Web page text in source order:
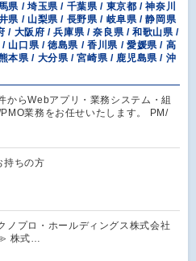
県 / 埼玉県 / 千葉県 / 東京都 / 神奈川
県 / 山梨県 / 長野県 / 岐阜県 / 静岡県
/ 大阪府 / 兵庫県 / 奈良県 / 和歌山県 /
山口県 / 徳島県 / 香川県 / 愛媛県 / 高
本県 / 大分県 / 宮崎県 / 鹿児島県 / 沖
からWebアプリ・業務システム・組
業務をお任せいたします。 PM/
持ちの方
ノプロ・ホールディングス株式会社
≫ 株式…